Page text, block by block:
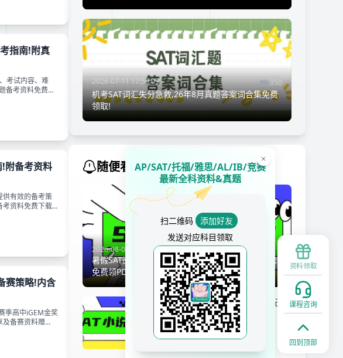
指南!附真
考试内容、难
备考资料免费下
附备考资料
供有效的备考策
考资料免费下载
赛策略!内含
季高中iGEM金奖
备赛资料赠
2026-07-11 17:56:09 350
机考SAT词汇失分急救,26年8月真题答案词合集免费
领取!
随便看看
2026-08-06 08:58:17
暑假SAT阅读必读书单:官方真题出处小说+滑至文末
免费领PDF
机考SAT课外阅读推荐书单,真题书籍+配套
真题可免费领取!
2026-07-21 13:45:44
资料领取
课程咨询
回到顶部
AP/SAT/托福/雅思/AL/IB/竞赛
最新全科资料&真题
扫二维码
添加好友
发送对应科目领取